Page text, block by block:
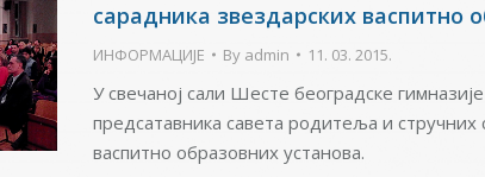
сарадника звездарских васпитно
ИНФОРМАЦИЈЕ By admin 11. 03. 2015.
У свечаној сали Шесте београдске
предсатавника савета родитеља и стручних
васпитно образовних установа.